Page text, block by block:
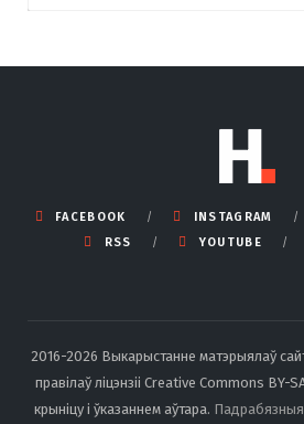
FACEBOOK INSTAGRAM
RSS
YOUTUBE
2016-2026 Выкарыстанне матэрыялаў
правілаў ліцэнзіі Creative Commons BY-
крыніцу і ўказаннем аўтара. Падрабязныя